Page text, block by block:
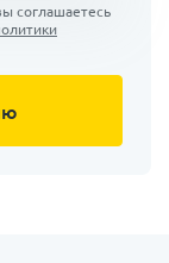
соглашаетесь